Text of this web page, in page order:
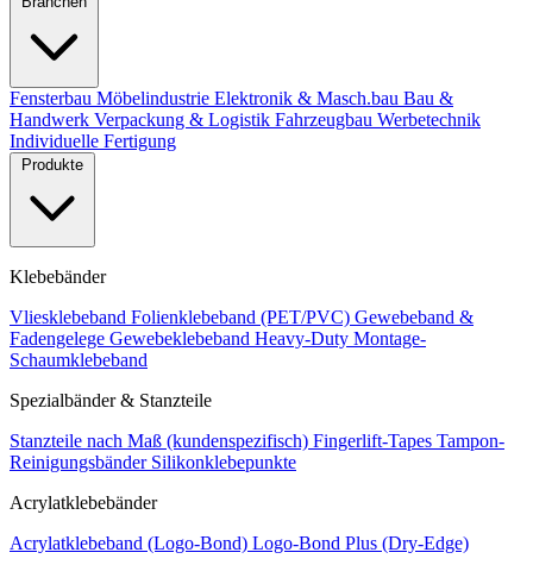
Fensterbau Möbelindustrie Elektronik & Masch.bau Bau &
Handwerk Verpackung & Logistik Fahrzeugbau Werbetechnik
Individuelle Fertigung
Klebebänder
Vliesklebeband Folienklebeband (PET/PVC) Gewebeband &
Fadengelege Gewebeklebeband Heavy-Duty Montage-
Schaumklebeband
Spezialbänder & Stanzteile
Stanzteile nach Maß (kundenspezifisch) Fingerlift-Tapes Tampon-
Reinigungsbänder Silikonklebepunkte
Acrylatklebebänder
Acrylatklebeband (Logo-Bond) Logo-Bond Plus (Dry-Edge)